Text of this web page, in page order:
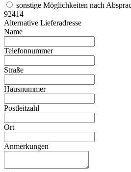
sonstige Möglichkeiten nach
92414
Alternative Lieferadresse
Name
Telefonnummer
Straße
Hausnummer
Postleitzahl
Ort
Anmerkungen